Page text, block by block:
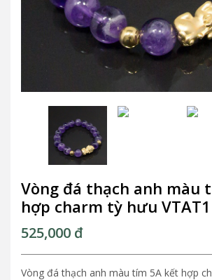
Vòng đá thạch anh màu
hợp charm tỳ hưu VTAT1
525,000 đ
Vòng đá thạch anh màu tím 5A kết hợp